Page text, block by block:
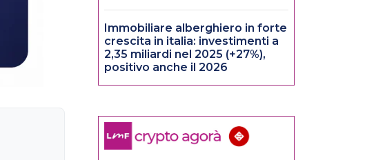
Immobiliare alberghiero in forte
crescita in italia: investimenti a
2,35 miliardi nel 2025 (+27%),
positivo anche il 2026